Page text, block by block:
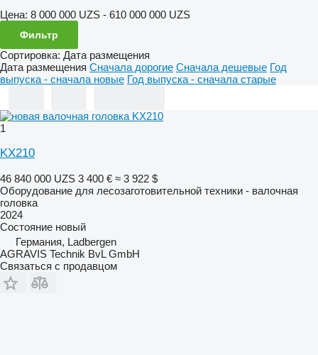
Цена: 8 000 000 UZS - 610 000 000 UZS
Фильтр
Сортировка: Дата размещения
Дата размещения Сначала дорогие Сначала дешевые Год
выпуска - сначала новые Год выпуска - сначала старые
1
KX210
46 840 000 UZS 3 400 € ≈ 3 922 $
Оборудование для лесозаготовительной техники - валочная
головка
2024
Состояние новый
Германия, Ladbergen
AGRAVIS Technik BvL GmbH
Связаться с продавцом